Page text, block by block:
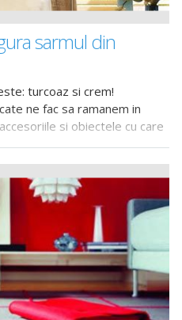
sarmul din
turcoaz si crem!
ne fac sa ramanem in
si obiectele cu care